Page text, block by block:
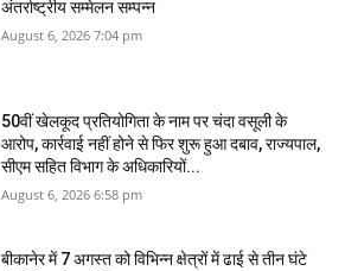
अंतर्राष्ट्रीय सम्मेलन सम्पन्न
August 6, 2026 7:04 pm
50वीं खेलकूद प्रतियोगिता के नाम पर चंदा वसूली के
आरोप, कार्रवाई नहीं होने से फिर शुरू हुआ दबाव, राज्यपाल,
सीएम सहित विभाग के अधिकारियों...
August 6, 2026 6:58 pm
बीकानेर में 7 अगस्‍त को विभिन्‍न क्षेत्रों में ढाई से तीन घंटे